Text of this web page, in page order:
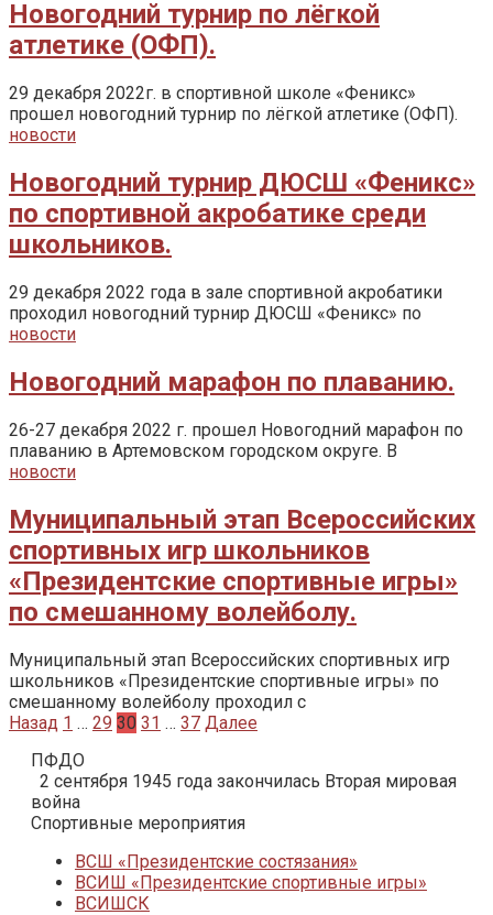
Новогодний турнир по лёгкой
атлетике (ОФП).
29 декабря 2022г. в спортивной школе «Феникс»
прошел новогодний турнир по лёгкой атлетике (ОФП).
новости
Новогодний турнир ДЮСШ «Феникс»
по спортивной акробатике среди
школьников.
29 декабря 2022 года в зале спортивной акробатики
проходил новогодний турнир ДЮСШ «Феникс» по
новости
Новогодний марафон по плаванию.
26-27 декабря 2022 г. прошел Новогодний марафон по
плаванию в Артемовском городском округе. В
новости
Муниципальный этап Всероссийских
спортивных игр школьников
«Президентские спортивные игры»
по смешанному волейболу.
Муниципальный этап Всероссийских спортивных игр
школьников «Президентские спортивные игры» по
смешанному волейболу проходил с
Пагинация
Назад 1 … 29 30 31 … 37 Далее
ПФДО
2 сентября 1945 года закончилась Вторая мировая
война
Спортивные мероприятия
ВСШ «Президентские состязания»
ВСИШ «Президентские спортивные игры»
ВСИШСК